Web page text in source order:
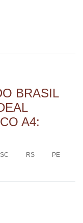
BRASIL
A4:
SC RS PE